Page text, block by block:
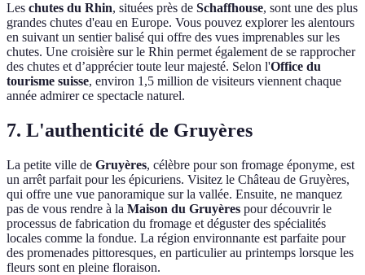
Les chutes du Rhin, situées près de Schaffhouse, sont une des plus
grandes chutes d'eau en Europe. Vous pouvez explorer les alentours
en suivant un sentier balisé qui offre des vues imprenables sur les
chutes. Une croisière sur le Rhin permet également de se rapprocher
des chutes et d’apprécier toute leur majesté. Selon l'Office du
tourisme suisse, environ 1,5 million de visiteurs viennent chaque
année admirer ce spectacle naturel.
7. L'authenticité de Gruyères
La petite ville de Gruyères, célèbre pour son fromage éponyme, est
un arrêt parfait pour les épicuriens. Visitez le Château de Gruyères,
qui offre une vue panoramique sur la vallée. Ensuite, ne manquez
pas de vous rendre à la Maison du Gruyères pour découvrir le
processus de fabrication du fromage et déguster des spécialités
locales comme la fondue. La région environnante est parfaite pour
des promenades pittoresques, en particulier au printemps lorsque les
fleurs sont en pleine floraison.